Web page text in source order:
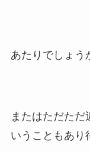
あたりでしょ
またはただた
いうこともあり